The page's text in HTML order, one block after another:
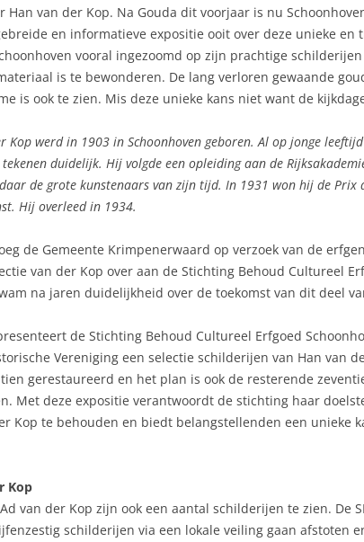
Han van der Kop. Na Gouda dit voorjaar is nu
en informatieve expositie ooit over deze unieke en
vooral ingezoomd op zijn prachtige
is te bewonderen. De lang verloren gewaande
is ook te zien. Mis deze unieke kans niet want de
Kop werd in 1903 in Schoonhoven geboren. Al op jonge
duidelijk. Hij volgde een opleiding aan de
de grote kunstenaars van zijn tijd. In 1931 won hij de Prix
Hij overleed in 1934.
de Gemeente Krimpenerwaard op verzoek van de
van der Kop over aan de Stichting Behoud Cultureel
na jaren duidelijkheid over de toekomst van dit deel
de Stichting Behoud Cultureel Erfgoed
Vereniging een selectie schilderijen van Han van
gerestaureerd en het plan is ook de resterende
Met deze expositie verantwoordt de stichting haar
Kop te behouden en biedt belangstellenden een unieke
Kop
van der Kop zijn ook een aantal schilderijen te zien. De
schilderijen via een lokale veiling gaan afstoten